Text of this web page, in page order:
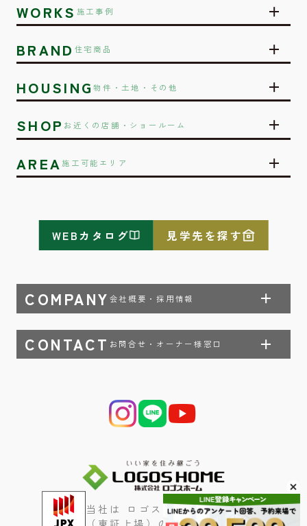
WORKS 施工事例
BRAND 住宅商品
HOUSING物件・土地・その他
SHOP お近くの店舗・ショールーム
AREA施工可能エリア
COMPANY 会社概要・採用情報
CONTACT お問合せ・オーナー様窓口
WEBカタログ 見学先を探す
当社は ロゴスホールディングス
（東証上場）のグループ会社です